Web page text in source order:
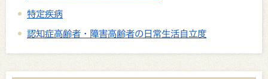
特定疾病
認知症高齢者・障害高齢者の日常生活自立度